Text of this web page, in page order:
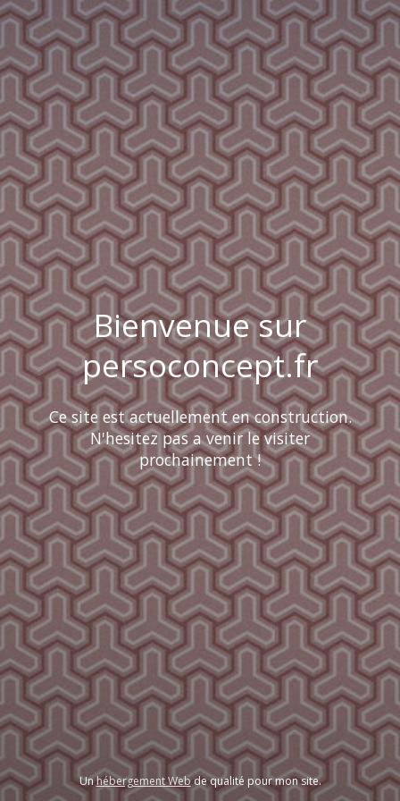
Bienvenue sur
persoconcept.fr
Ce site est actuellement en construction.
N'hesitez pas a venir le visiter
prochainement !
Unhébergement Webde qualité pour mon site.